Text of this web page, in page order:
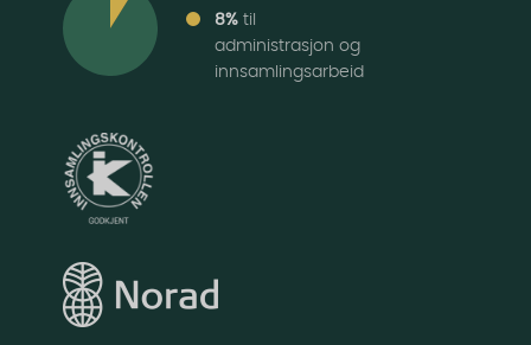
8% til
administrasjon og
innsamlingsarbeid